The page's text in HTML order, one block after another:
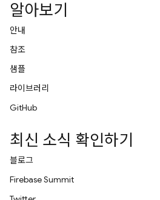
알아보기
안내
참조
샘플
라이브러리
GitHub
최신 소식 확인하기
블로그
Firebase Summit